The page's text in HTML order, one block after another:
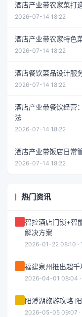
酒店产业带农家菜打
2026-07-14 18:22
酒店产业带农家特色
2026-07-14 18:22
酒店餐饮菜品设计服
2026-07-14 18:22
酒店产业带餐饮经营
法
2026-07-14 18:22
酒店产业带饭店日常
2026-07-14 18:22
热门资讯
智控酒店门锁+智
解决方案
2026-01-22 08:10 ·
福建泉州推出超
2026-04-01 08:04 ·
阳澄湖旅游攻略
2026-05-05 09:07 ·